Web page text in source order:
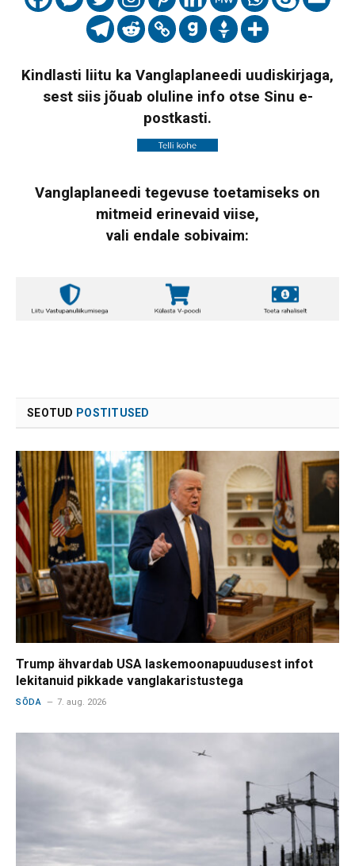
Kindlasti liitu ka Vanglaplaneedi uudiskirjaga,
sest siis jõuab oluline info otse Sinu e-
postkasti.
Vanglaplaneedi tegevuse toetamiseks on
mitmeid erinevaid viise,
vali endale sobivaim:
SEOTUD POSTITUSED
Trump ähvardab USA laskemoonapuudusest infot
lekitanuid pikkade vanglakaristustega
SÕDA 7. aug. 2026